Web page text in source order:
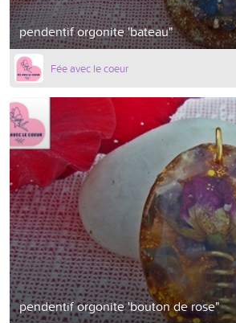
pendentif orgonite 'bateau"
Fée avec le coeur
pendentif orgonite 'bouton de rose"